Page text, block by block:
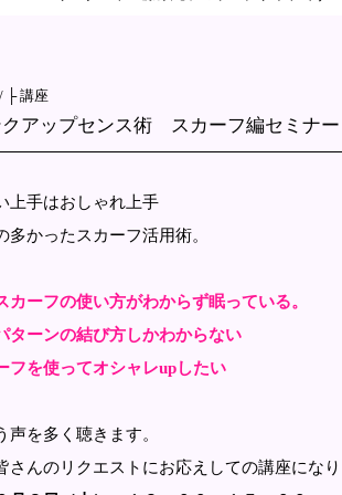
├ 講座
クアップセンス術 スカーフ編セミナー
上手はおしゃれ上手
多かったスカーフ活用術。
ーフの使い方がわからず眠っている。
ーンの結び方しかわからない
を使ってオシャレupしたい
を多く聴きます。
んのリクエストにお応えしての講座にな